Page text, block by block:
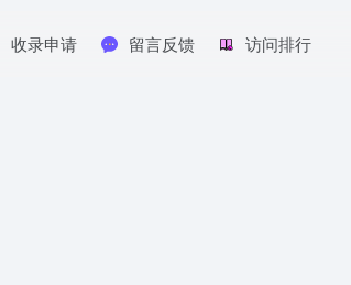
收录申请 留言反馈 访问排行